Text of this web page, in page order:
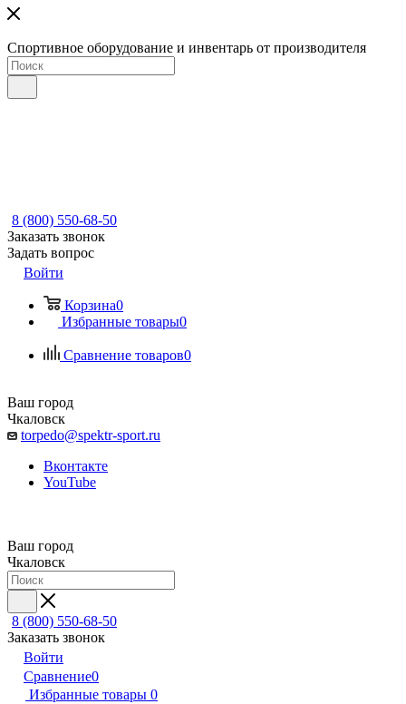
Спортивное оборудование и инвентарь от производителя
8 (800) 550-68-50
Заказать звонок
Задать вопрос
Войти
Корзина0
Избранные товары0
Сравнение товаров0
Ваш город
Чкаловск
torpedo@spektr-sport.ru
Вконтакте
YouTube
Ваш город
Чкаловск
8 (800) 550-68-50
Заказать звонок
Войти
Сравнение0
Избранные товары 0